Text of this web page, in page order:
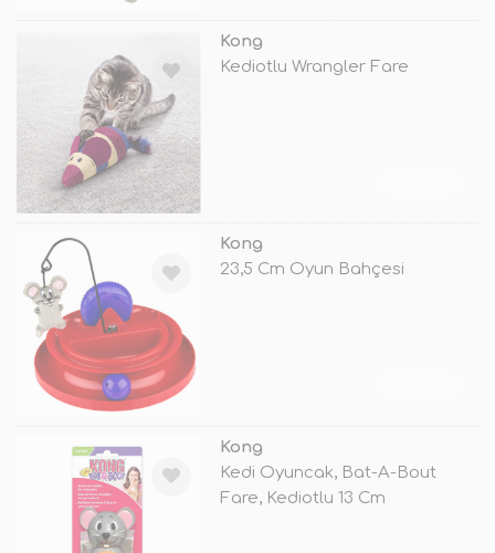
Kong
Kediotlu Wrangler Fare
Kong
23,5 Cm Oyun Bahçesi
Kong
Kedi Oyuncak, Bat-A-Bout
Fare, Kediotlu 13 Cm